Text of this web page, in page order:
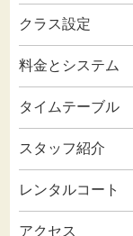
クラス設定
料金とシステム
タイムテーブル
スタッフ紹介
レンタルコート
アクセス